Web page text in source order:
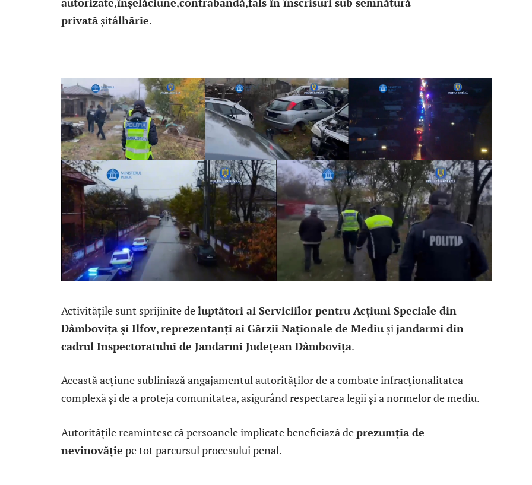
privată șitâlhărie.
Activitățile sunt sprijinite deluptători ai Serviciilor pentru Acțiuni Speciale din
Dâmbovița și Ilfov,reprezentanți ai Gărzii Naționale de Mediu și jandarmi din
cadrul Inspectoratului de Jandarmi Județean Dâmbovița.
Această acțiune subliniază angajamentul autorităților de a combate infracționalitatea
complexă și de a proteja comunitatea, asigurând respectarea legii și a normelor de mediu.
Autoritățile reamintesc că persoanele implicate beneficiază deprezumția de
nevinovăție pe tot parcursul procesului penal.